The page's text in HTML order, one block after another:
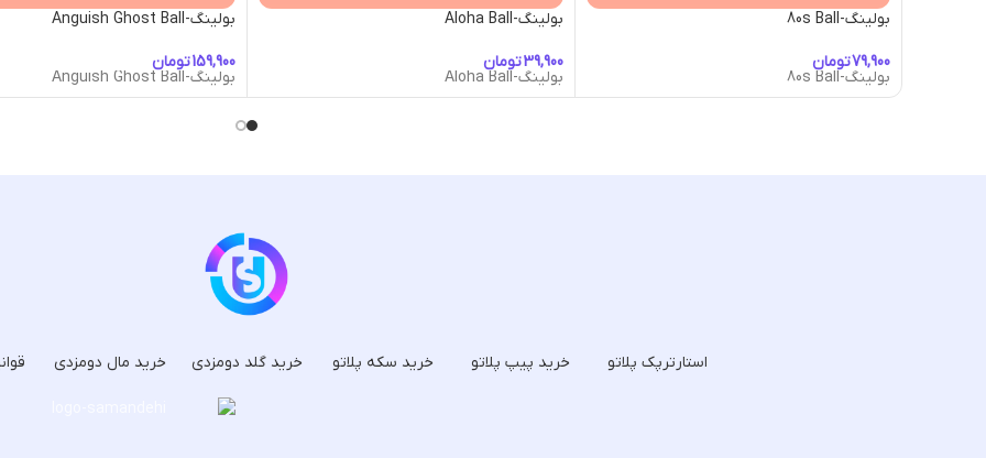
بولینگ-80s Ball
تومان
بولینگ-80s Ball
بولینگ-Aloha Ball
تومان
بولینگ-Aloha Ball
بولینگ-Anguish Ghost Ball
تومان
بولینگ-Anguish Ghost Ball
استارترپک پلاتو خرید پیپ پلاتو خرید سکه پلاتو خرید گلد دومزدی خرید مال دومزدی